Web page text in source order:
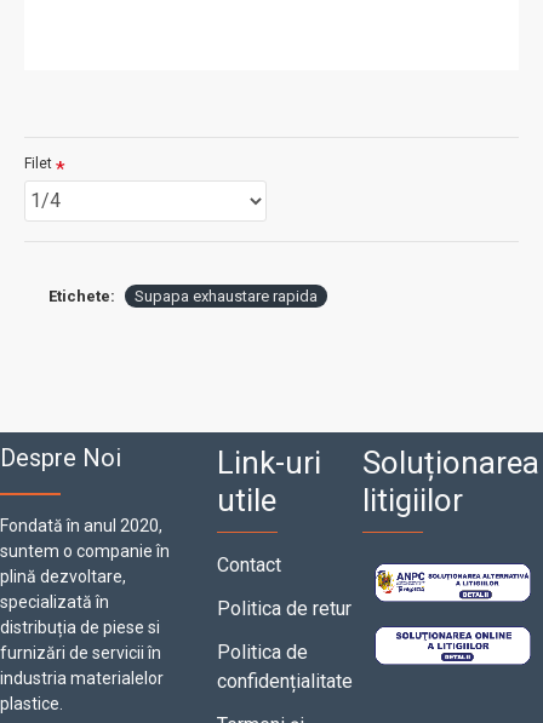
Filet
Etichete: Supapa exhaustare rapida
Despre Noi
Fondată în anul 2020,
suntem o companie în
plină dezvoltare,
specializată în
distribuția de piese si
furnizări de servicii în
industria materialelor
plastice.
Link-uri
utile
Contact
Politica de retur
Politica de
confidențialitate
Soluționarea
litigiilor